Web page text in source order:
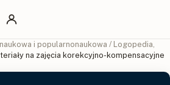
i popularnonaukowa / Logopedia,
na zajęcia korekcyjno-kompensacyjne